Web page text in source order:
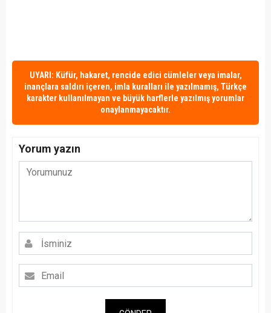
UYARI: Küfür, hakaret, rencide edici cümleler veya imalar,
inançlara saldırı içeren, imla kuralları ile yazılmamış, Türkçe
karakter kullanılmayan ve büyük harflerle yazılmış yorumlar
onaylanmayacaktır.
Yorum yazın